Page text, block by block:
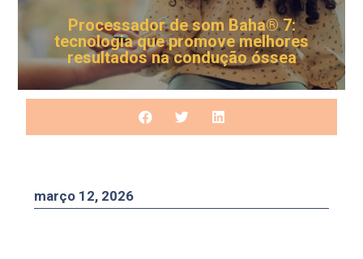
Processador de som Baha® 7:
tecnologia que promove melhores
resultados na condução óssea
março 12, 2026